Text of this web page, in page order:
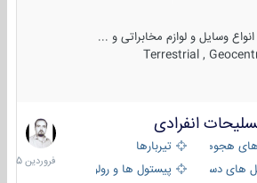
وسایل و لوازم مخابراتی و ...
Terrestrial ,
انفرادی
هجومی
تیربارها
دستی
پیستول ها و رولورها
17
فروردین
1405